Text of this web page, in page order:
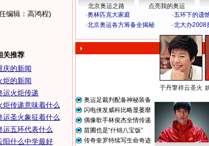
编辑：高鸿程)
关推荐
庆的新闻
炬的新闻
运火炬传递
炬传递意味着什么
运圣火象征着什么
运五环代表什么
阳什么中学最好
北京奥运之路 点亮我的奥运
·奥林匹克大家庭 ·五环下的遗
·北京奥运各方筹备全揭秘 ·北大办2008
于丹擎祥云圣火
奥运足裁判配备神秘装备
闪电侠发威科比略显萎靡
偶像歌手林俊杰全情传递
苗圃也是“什锦八宝饭”
传奇奎罗特续写生命奇迹